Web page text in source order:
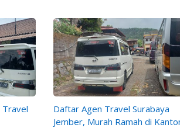
Travel
Daftar Agen Travel Surabaya
Jember, Murah Ramah di